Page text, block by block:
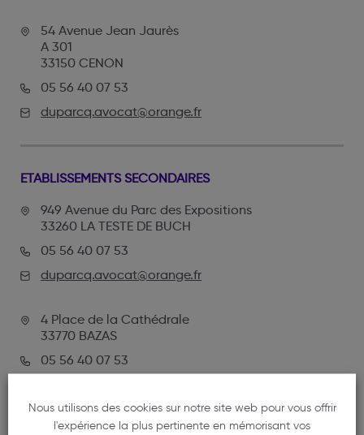
54 Avenue Jean Jaurès
A 301
33150 CENON
05 56 40 07 53
duparcq.avocat@orange.fr
ETABLISSEMENTS SECONDAIRES
949 Avenue du Parc des Expositions
33260 LA TESTE DE BUCH
05 56 40 07 53
duparcq.avocat@orange.fr
4 Place de la Cathédrale
33770 BAZAS
05 56 40 07 53
Nous utilisons des cookies sur notre site web pour vous offrir
l'expérience la plus pertinente en mémorisant vos